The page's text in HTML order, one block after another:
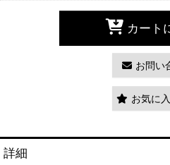
カート
お問い
お気に
詳細